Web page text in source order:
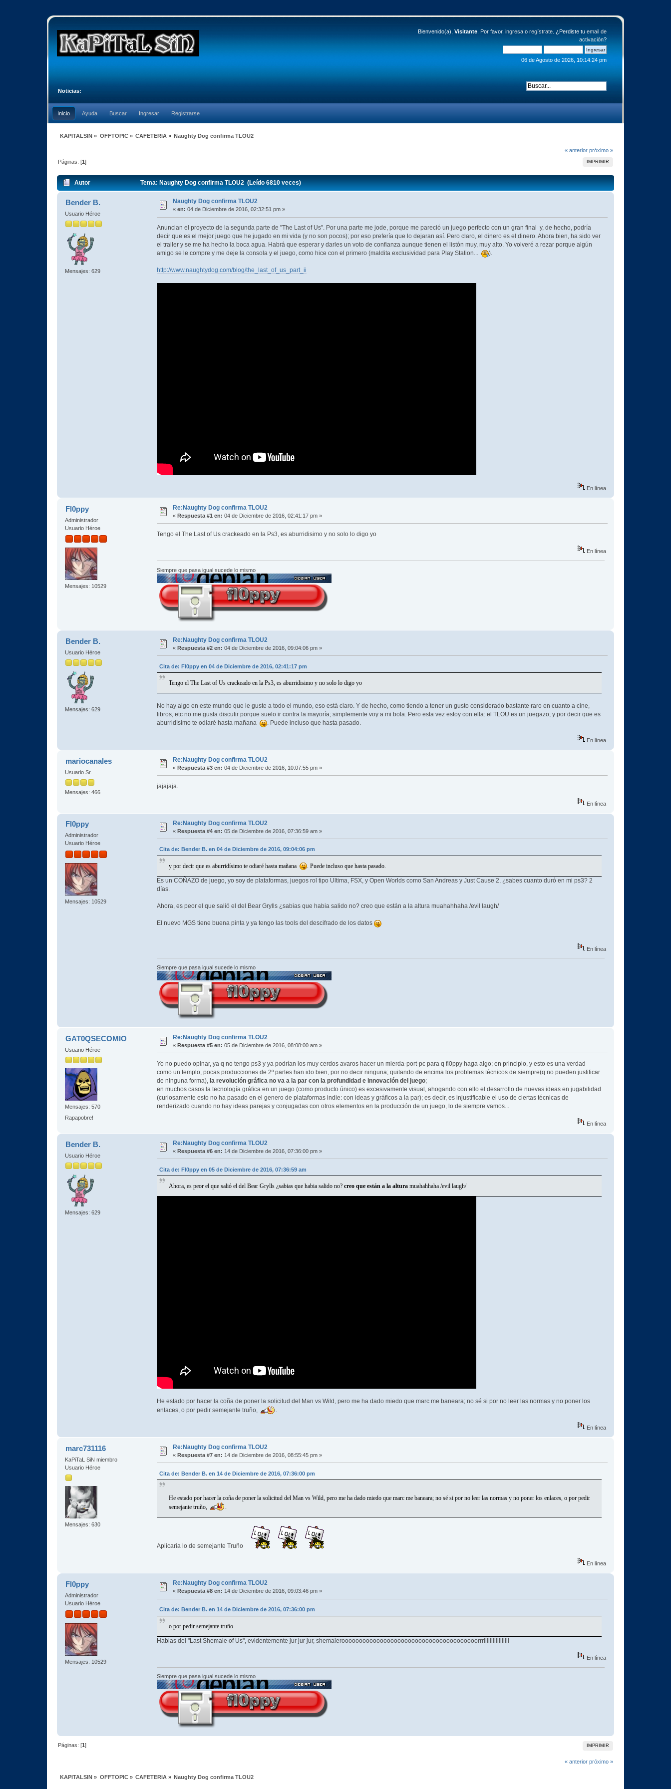
Bienvenido(a), Visitante. Por favor, ingresao regístrate. ¿Perdiste tu email de
activación?
06 de Agosto de 2026, 10:14:24 pm
Noticias:
Inicio Ayuda Buscar Ingresar Registrarse
KAPITALSIN » OFFTOPIC» CAFETERIA » Naughty Dog confirma TLOU2
« anterior próximo »
IMPRIMIR
Páginas: [1]
Autor Tema: Naughty Dog confirma TLOU2 (Leído 6810 veces)
Bender B.
Usuario Héroe
Mensajes: 629
Naughty Dog confirma TLOU2
«en: 04 de Diciembre de 2016, 02:32:51 pm »
Anuncian el proyecto de la segunda parte de "The Last of Us". Por una parte me jode, porque me pareció un juego perfecto con un gran final y, de hecho, podría
decir que es el mejor juego que he jugado en mi vida (y no son pocos); por eso prefería que lo dejaran así. Pero claro, el dinero es el dinero. Ahora bien, ha sido ver
el trailer y se me ha hecho la boca agua. Habrá que esperar y darles un voto de confianza aunque tienen el listón muy, muy alto. Yo volveré a rezar porque algún
amigo se le compre y me deje la consola y el juego, como hice con el primero (maldita exclusividad para Play Station...
).
http://www.naughtydog.com/blog/the_last_of_us_part_ii
En línea
Fl0ppy
Administrador
Usuario Héroe
Mensajes: 10529
Re:Naughty Dog confirma TLOU2
«Respuesta #1 en: 04 de Diciembre de 2016, 02:41:17 pm »
Tengo el The Last of Us crackeado en la Ps3, es aburridisimo y no solo lo digo yo
En línea
Siempre que pasa igual sucede lo mismo
Bender B.
Usuario Héroe
Mensajes: 629
Re:Naughty Dog confirma TLOU2
«Respuesta #2 en: 04 de Diciembre de 2016, 09:04:06 pm »
Cita de: Fl0ppy en 04 de Diciembre de 2016, 02:41:17 pm
Tengo el The Last of Us crackeado en la Ps3, es aburridisimo y no solo lo digo yo
No hay algo en este mundo que le guste a todo el mundo, eso está claro. Y de hecho, como tiendo a tener un gusto considerado bastante raro en cuanto a cine,
libros, etc no me gusta discutir porque suelo ir contra la mayoría; simplemente voy a mi bola. Pero esta vez estoy con ella: el TLOU es un juegazo; y por decir que es
aburridísimo te odiaré hasta mañana
. Puede incluso que hasta pasado.
En línea
mariocanales
Usuario Sr.
Mensajes: 466
Re:Naughty Dog confirma TLOU2
«Respuesta #3 en: 04 de Diciembre de 2016, 10:07:55 pm »
jajajaja.
En línea
Fl0ppy
Administrador
Usuario Héroe
Mensajes: 10529
Re:Naughty Dog confirma TLOU2
«Respuesta #4 en: 05 de Diciembre de 2016, 07:36:59 am »
Cita de: Bender B. en 04 de Diciembre de 2016, 09:04:06 pm
y por decir que es aburridísimo te odiaré hasta mañana . Puede incluso que hasta pasado.
Es un COÑAZO de juego, yo soy de plataformas, juegos rol tipo Ultima, FSX, y Open Worlds como San Andreas y Just Cause 2, ¿sabes cuanto duró en mi ps3? 2
días.
Ahora, es peor el que salió el del Bear Grylls ¿sabias que habia salido no? creo que están a la altura muahahhaha /evil laugh/
El nuevo MGS tiene buena pinta y ya tengo las tools del descifrado de los datos
En línea
Siempre que pasa igual sucede lo mismo
GAT0QSECOMIO
Usuario Héroe
Mensajes: 570
Rapapobre!
Re:Naughty Dog confirma TLOU2
«Respuesta #5 en: 05 de Diciembre de 2016, 08:08:00 am »
Yo no puedo opinar, ya q no tengo ps3 y ya podrían los muy cerdos avaros hacer un mierda-port-pc para q fl0ppy haga algo; en principio, y esto es una verdad
como un templo, pocas producciones de 2º partes han ido bien, por no decir ninguna; quitando de encima los problemas técnicos de siempre(q no pueden justificar
de ninguna forma), la revolución gráfica no va a la par con la profundidad e innovación del juego;
en muchos casos la tecnología gráfica en un juego (como producto único) es excesivamente visual, ahogando con ello el desarrollo de nuevas ideas en jugabilidad
(curiosamente esto no ha pasado en el genero de plataformas indie: con ideas y gráficos a la par); es decir, es injustificable el uso de ciertas técnicas de
renderizado cuando no hay ideas parejas y conjugadas con otros elementos en la producción de un juego, lo de siempre vamos...
En línea
Bender B.
Usuario Héroe
Mensajes: 629
Re:Naughty Dog confirma TLOU2
«Respuesta #6 en: 14 de Diciembre de 2016, 07:36:00 pm »
Cita de: Fl0ppy en 05 de Diciembre de 2016, 07:36:59 am
Ahora, es peor el que salió el del Bear Grylls ¿sabias que habia salido no? creo que están a la alturamuahahhaha /evil laugh/
He estado por hacer la coña de poner la solicitud del Man vs Wild, pero me ha dado miedo que marc me baneara; no sé si por no leer las normas y no poner los
enlaces, o por pedir semejante truño,
.
En línea
marc731116
KaPiTaL SiN miembro
Usuario Héroe
Mensajes: 630
Re:Naughty Dog confirma TLOU2
«Respuesta #7 en: 14 de Diciembre de 2016, 08:55:45 pm »
Cita de: Bender B. en 14 de Diciembre de 2016, 07:36:00 pm
He estado por hacer la coña de poner la solicitud del Man vs Wild, pero me ha dado miedo que marc me baneara; no sé si por no leer las normas y no poner los enlaces, o por pedir
semejante truño,
.
Aplicaria lo de semejante Truño
En línea
Fl0ppy
Administrador
Usuario Héroe
Mensajes: 10529
Re:Naughty Dog confirma TLOU2
«Respuesta #8 en: 14 de Diciembre de 2016, 09:03:46 pm »
Cita de: Bender B. en 14 de Diciembre de 2016, 07:36:00 pm
o por pedir semejante truño
Hablas del "Last Shemale of Us", evidentemente jur jur jur, shemalerooooooooooooooooooooooooooooooooooooooorrrlllllllllllllllll
En línea
Siempre que pasa igual sucede lo mismo
IMPRIMIR
Páginas: [1]
« anterior próximo »
KAPITALSIN » OFFTOPIC» CAFETERIA » Naughty Dog confirma TLOU2